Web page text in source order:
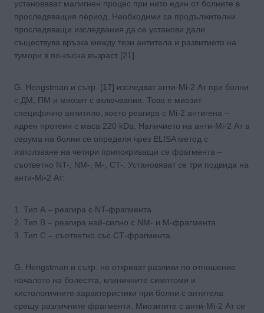
установяват малигнен процес при нито един от болните в
проследяващия период. Необходими са продължителни
проследяващи изследвания да се установи дали
съществува връзка между тези антитела и развитието на
тумори в по-късна възраст [21].
G. Hengstman и сътр. [17] изследват анти-Mi-2 Ат при болни
с ДМ, ПМ и миозит с включвания. Това е миозит
специфично антитяло, което реагира с Mi-2 антигена –
ядрен протеин с маса 220 kDa. Наличието на анти-Mi-2 Ат в
серума на болни се определя чрез ELISA метод с
използване на четири припокриващи се фрагмента –
съответно NT-, NM-, M-, CT-. Установяват се три подвида на
анти-Mi-2 Ат:
1. Тип А – реагира с NT-фрагмента.
2. Тип В – реагира най-силно с NM- и M-фрагмента.
3. Тип С – съответно със СТ-фрагмента.
G. Hengstman и сътр. не откриват разлики по отношение
началото на болестта, клиничните симптоми и
хистологичните характеристики при болни с антитела
срещу различните фрагменти. Миозитите с анти-Mi-2 Ат се